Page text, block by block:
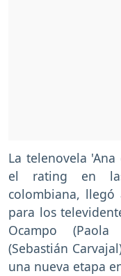
La telenovela
el rating en
colombiana, llegó
para los
Ocampo
(Sebastián
una nueva etapa